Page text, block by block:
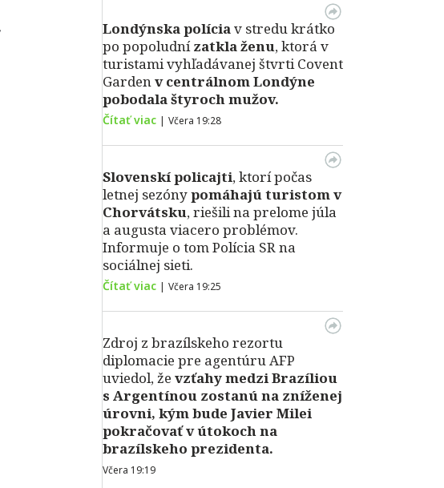
Londýnska políciav stredu krátko
po popoludnízatkla ženu, ktorá v
turistami vyhľadávanej štvrti Covent
Gardenv centrálnom Londýne
pobodala štyroch mužov.
Čítať viac | Včera 19:28
Slovenskí policajti, ktorí počas
letnej sezónypomáhajú turistom v
Chorvátsku, riešili na prelome júla
a augusta viacero problémov.
Informuje o tom Polícia SR na
sociálnej sieti.
Čítať viac | Včera 19:25
Zdroj z brazílskeho rezortu
diplomacie pre agentúru AFP
uviedol, že vzťahy medzi Brazíliou
s Argentínou zostanú na zníženej
úrovni, kým bude Javier Milei
pokračovať v útokoch na
brazílskeho prezidenta.
Včera 19:19